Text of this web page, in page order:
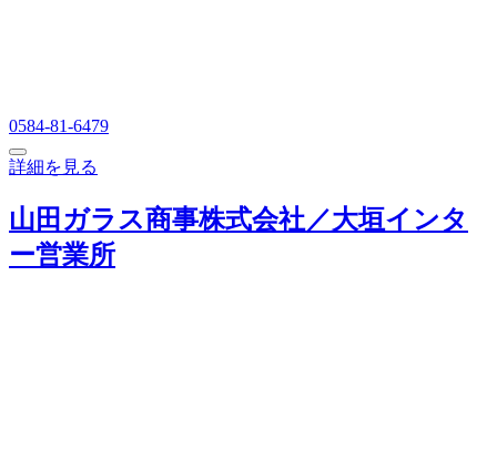
0584-81-6479
詳細を見る
山田ガラス商事株式会社／大垣インタ
ー営業所